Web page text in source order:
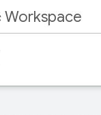
Workspace